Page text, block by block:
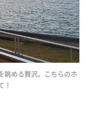
眺める贅沢。こちらのホ
！